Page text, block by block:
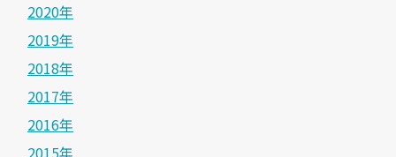
2020年
2019年
2018年
2017年
2016年
2015年